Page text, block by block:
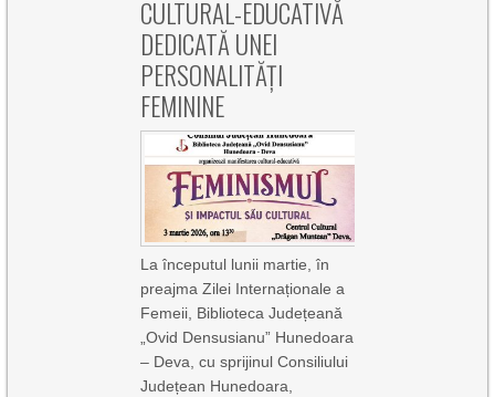
CULTURAL-EDUCATIVĂ
DEDICATĂ UNEI
PERSONALITĂȚI
FEMININE
La începutul lunii martie, în
preajma Zilei Internaționale a
Femeii, Biblioteca Județeană
„Ovid Densusianu” Hunedoara
– Deva, cu sprijinul Consiliului
Județean Hunedoara,